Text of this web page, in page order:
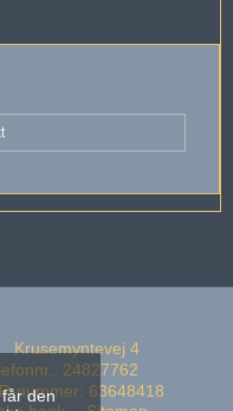
den
Krusemyntevej 4
: 24827762
nummer: 63648418